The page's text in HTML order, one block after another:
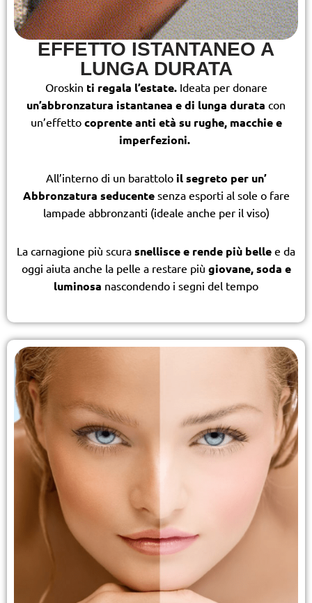
EFFETTO ISTANTANEO A
LUNGA DURATA
Oroskin ti regala l’estate.Ideata per donare
un’abbronzatura istantanea e di lunga durata con
un’effetto coprente anti età su rughe, macchie e
imperfezioni.
All’interno di un barattoloil segreto per un’
Abbronzatura seducente senza esporti al sole o fare
lampade abbronzanti (ideale anche per il viso)
La carnagione più scura snellisce e rende più belle e da
oggi aiuta anche la pelle a restare più giovane, soda e
luminosa nascondendo i segni del tempo